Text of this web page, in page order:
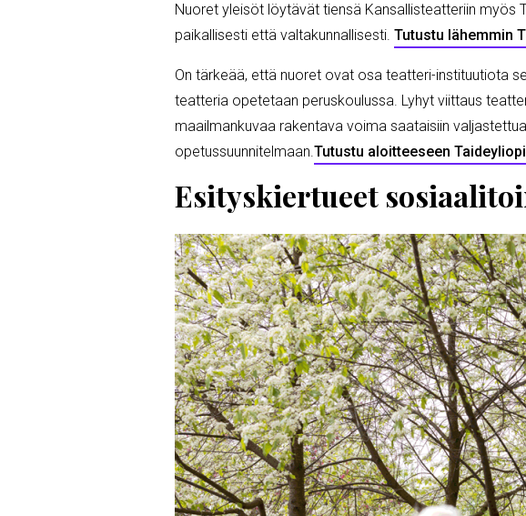
Nuoret yleisöt löytävät tiensä Kansallisteatteriin
paikallisesti että valtakunnallisesti. Tutustu lähemmin
On tärkeää, että nuoret ovat osa teatteri-instituutiota
teatteria opetetaan peruskoulussa. Lyhyt viittaus
maailmankuvaa rakentava voima saataisiin
opetussuunnitelmaan.Tutustu aloitteeseen
Esityskiertueet